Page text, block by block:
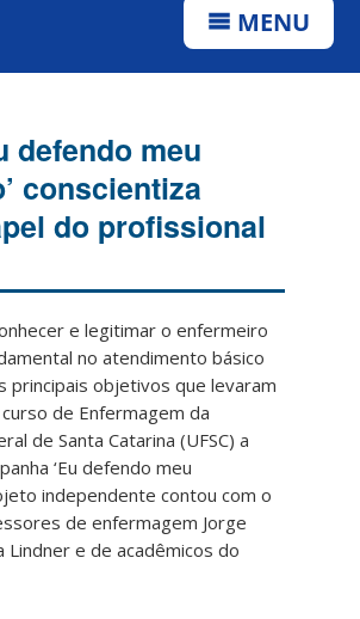
MENU
defendo meu
conscientiza
do profissional
e legitimar o enfermeiro
no atendimento básico
principais objetivos que levaram
de Enfermagem da
de Santa Catarina (UFSC) a
‘Eu defendo meu
independente contou com o
de enfermagem Jorge
Lindner e de acadêmicos do